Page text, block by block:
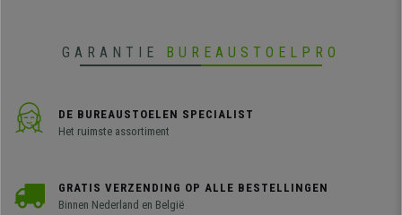
GARANTIE BUREAUSTOELPRO
DE BUREAUSTOELEN SPECIALIST
Het ruimste assortiment
GRATIS VERZENDING OP ALLE BESTELLINGEN
Binnen Nederland en België